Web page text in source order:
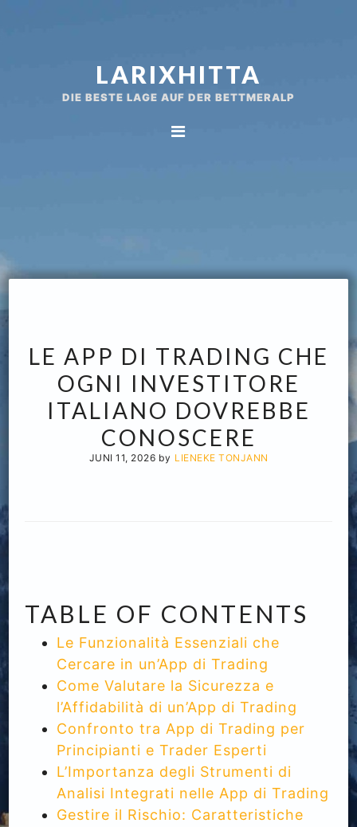
hoofdnavigatieLARIXHITTA
DIE BESTE LAGE AUF DER BETTMERALP
LE APP DI TRADING CHE
OGNI INVESTITORE
ITALIANO DOVREBBE
CONOSCERE
JUNI 11, 2026 by LIENEKE TONJANN
TABLE OF CONTENTS
Le Funzionalità Essenziali che
Cercare in un’App di Trading
Come Valutare la Sicurezza e
l’Affidabilità di un’App di Trading
Confronto tra App di Trading per
Principianti e Trader Esperti
L’Importanza degli Strumenti di
Analisi Integrati nelle App di Trading
Gestire il Rischio: Caratteristiche